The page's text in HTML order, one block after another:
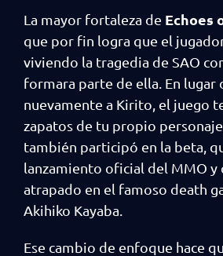
La mayor fortaleza de Echoes
que por fin logra que el
viviendo la tragedia de SAO
formara parte de ella. En lugar
nuevamente a Kirito, el juego
zapatos de tu propio
también participó en la beta,
lanzamiento oficial del MMO y
atrapado en el famoso death
Akihiko Kayaba.
Ese cambio de enfoque hace